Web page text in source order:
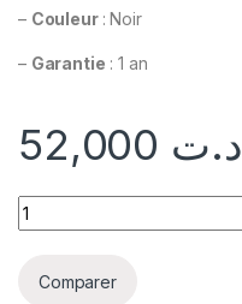
– Couleur : Noir
– Garantie : 1 an
د.ت
Comparer